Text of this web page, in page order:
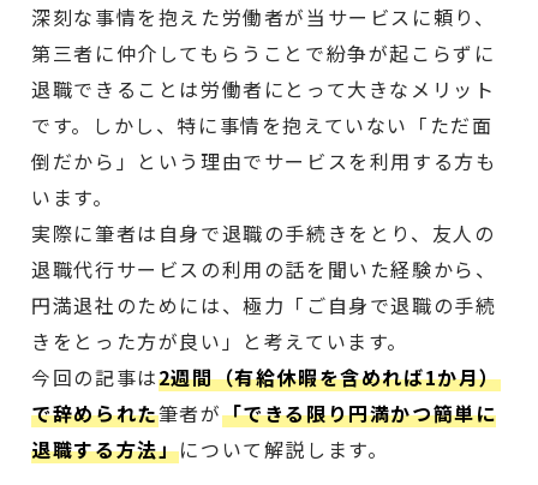
深刻な事情を抱えた労働者が当サービスに頼り、
第三者に仲介してもらうことで紛争が起こらずに
退職できることは労働者にとって大きなメリット
です。しかし、特に事情を抱えていない「ただ面
倒だから」という理由でサービスを利用する方も
います。
実際に筆者は自身で退職の手続きをとり、友人の
退職代行サービスの利用の話を聞いた経験から、
円満退社のためには、極力「ご自身で退職の手続
きをとった方が良い」と考えています。
今回の記事は2週間（有給休暇を含めれば1か月）
で辞められた筆者が「できる限り円満かつ簡単に
退職する方法」について解説します。